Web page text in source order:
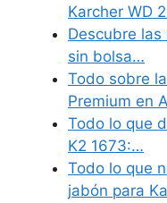
Karcher WD
Descubre las
sin bolsa…
Todo sobre
Premium en
Todo lo que
K2 1673:…
Todo lo que
jabón para